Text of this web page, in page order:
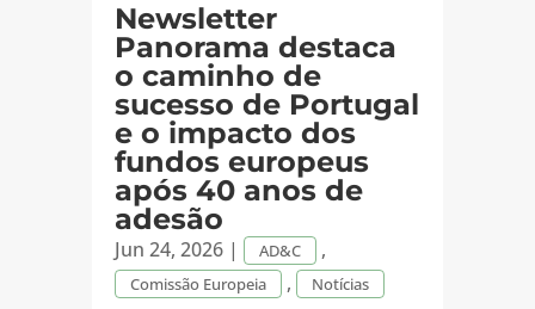
Newsletter
Panorama destaca
o caminho de
sucesso de Portugal
e o impacto dos
fundos europeus
após 40 anos de
adesão
Jun 24, 2026| AD&C ,
Comissão Europeia , Notícias